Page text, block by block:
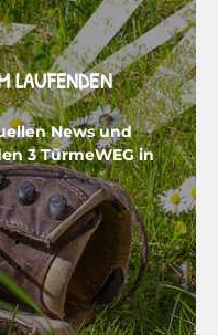
LAUFENDEN
News und
3 TürmeWEG in